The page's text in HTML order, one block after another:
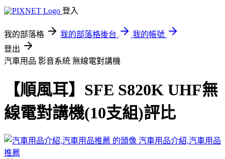
登入
我的部落格 我的部落格後台
我的帳號
登出
汽車用品 影音系統 無線電對講機
【順風耳】SFE S820K UHF無
線電對講機(10支組)評比
汽車用品介紹,汽車用品
推薦